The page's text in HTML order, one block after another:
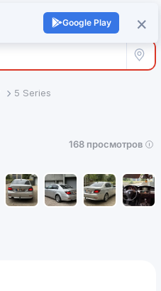
Войти +
Все
5 Series
168 просмотров
×
Google Play